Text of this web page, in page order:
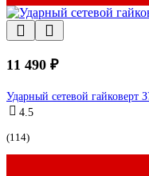
11 490 ₽
Ударный сетевой
4.5
(114)